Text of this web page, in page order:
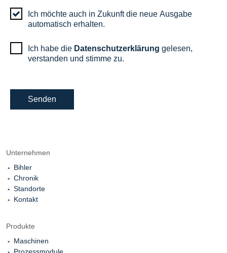
Ich möchte auch in Zukunft die neue Ausgabe
automatisch erhalten.
Ich habe die Datenschutzerklärung gelesen,
verstanden und stimme zu.
Senden
Unternehmen
Bihler
Chronik
Standorte
Kontakt
Produkte
Maschinen